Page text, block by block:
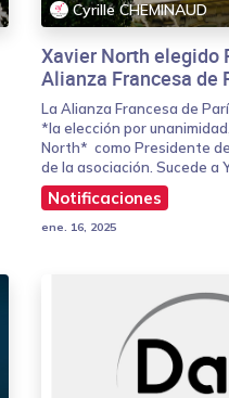
Cyrille CHEMINAUD
Xavier North elegido
Alianza Francesa de
La Alianza Francesa de
*la elección por
North* como Presidente
de la asociación. Sucede a
Notificaciones
ene. 16, 2025